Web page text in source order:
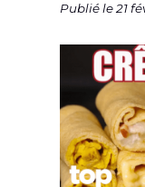
Publié le 21